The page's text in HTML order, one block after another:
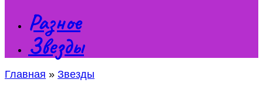
Разное
Звезды
Главная » Звезды